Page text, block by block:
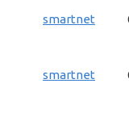
smartnet
smartnet